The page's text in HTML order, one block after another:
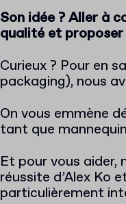
Son idée ? Aller à
qualité et
Curieux ? Pour en
packaging), nous
On vous emmène
tant que
Et pour vous aider,
réussite d’Alex Ko
particulièrement